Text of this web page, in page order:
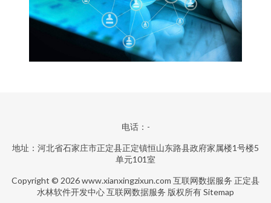
电话：-
地址：河北省石家庄市正定县正定镇恒山东路县政府家属楼1号楼5
单元101室
Copyright © 2026www.xianxingzixun.com 互联网数据服务 正定县
水林软件开发中心互联网数据服务 版权所有Sitemap